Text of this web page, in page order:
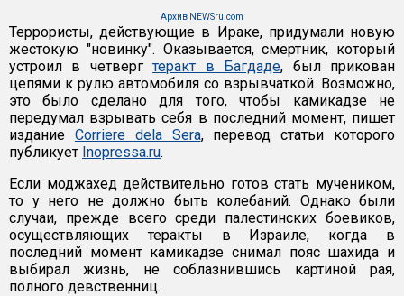
Архив NEWSru.com
Террористы, действующие в Ираке, придумали новую
жестокую "новинку". Оказывается, смертник, который
устроил в четвергтеракт в Багдаде, был прикован
цепями к рулю автомобиля со взрывчаткой. Возможно,
это было сделано для того, чтобы камикадзе не
передумал взрывать себя в последний момент, пишет
издание Corriere dela Sera, перевод статьи которого
публикует Inopressa.ru.
Если моджахед действительно готов стать мучеником,
то у него не должно быть колебаний. Однако были
случаи, прежде всего среди палестинских боевиков,
осуществляющих теракты в Израиле, когда в
последний момент камикадзе снимал пояс шахида и
выбирал жизнь, не соблазнившись картиной рая,
полного девственниц.